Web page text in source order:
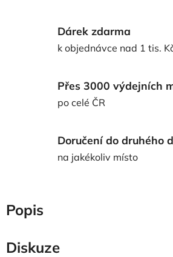
Dárek zdarma
k objednávce nad 1 tis.
Přes 3000 výdejních
po celé ČR
Doručení do druhého
na jakékoliv místo
Popis
Diskuze